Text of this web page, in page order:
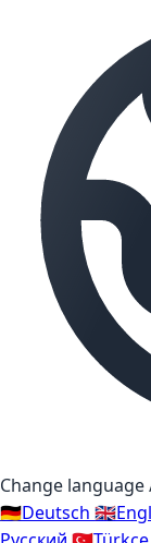
Change language
🇩🇪Deutsch 🇬🇧